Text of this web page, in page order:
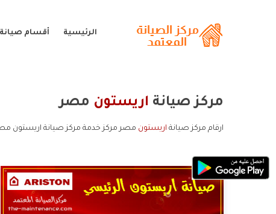
الرئيسية أقسام
مركز صيانة اريستون مصر
ارقام مركز صيانة اريستون مصر مركز خدمة مركز صيانة اريستون